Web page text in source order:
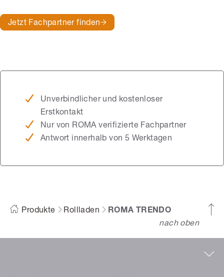
Jetzt Fachpartner finden
Unverbindlicher und kostenloser
Erstkontakt
Nur von ROMA verifizierte Fachpartner
Antwort innerhalb von 5 Werktagen
Produkte Rollladen
ROMA TRENDO
nach oben